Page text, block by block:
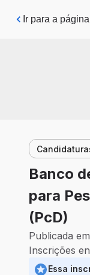
Pular para o
Ir para a
Banco
para
(PcD)
Publicada
Inscrições
Essa